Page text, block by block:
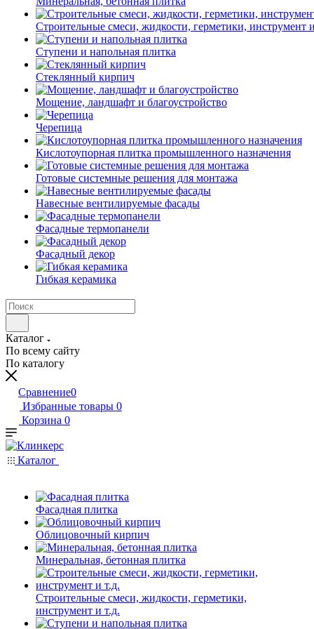
Строительные смеси, жидкости, герметики, инструмент
Ступени и напольная плитка
Cтеклянный кирпич
Мощение, ландшафт и благоустройство
Черепица
Кислотоупорная плитка промышленного назначения
Готовые системные решения для монтажа
Навесные вентилируемые фасады
Фасадные термопанели
Фасадный декор
Гибкая керамика
Каталог
По всему сайту
По каталогу
Сравнение0
Избранные товары 0
Корзина 0
Каталог
Фасадная плитка
Облицовочный кирпич
Минеральная, бетонная плитка
Строительные смеси, жидкости, герметики,
инструмент и т.д.